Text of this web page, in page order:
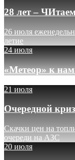
28 лет –
26 июля
летие
24 июля
«Метеор» к
21 июля
Очередной
Скачки цен на
очереди на АЗС
20 июля